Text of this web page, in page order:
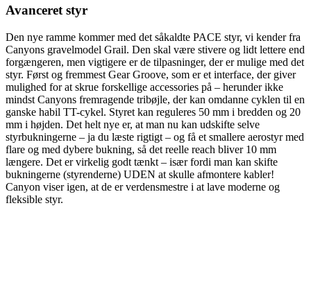
Avanceret styr
Den nye ramme kommer med det såkaldte PACE styr, vi kender fra
Canyons gravelmodel Grail. Den skal være stivere og lidt lettere end
forgængeren, men vigtigere er de tilpasninger, der er mulige med det
styr. Først og fremmest Gear Groove, som er et interface, der giver
mulighed for at skrue forskellige accessories på – herunder ikke
mindst Canyons fremragende tribøjle, der kan omdanne cyklen til en
ganske habil TT-cykel. Styret kan reguleres 50 mm i bredden og 20
mm i højden. Det helt nye er, at man nu kan udskifte selve
styrbukningerne – ja du læste rigtigt – og få et smallere aerostyr med
flare og med dybere bukning, så det reelle reach bliver 10 mm
længere. Det er virkelig godt tænkt – især fordi man kan skifte
bukningerne (styrenderne) UDEN at skulle afmontere kabler!
Canyon viser igen, at de er verdensmestre i at lave moderne og
fleksible styr.